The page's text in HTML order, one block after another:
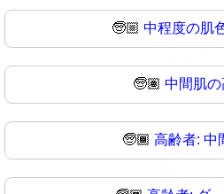
🧓🏼 中程度の肌
🧓🏽 中間肌
🧓🏾 高齢者: 中